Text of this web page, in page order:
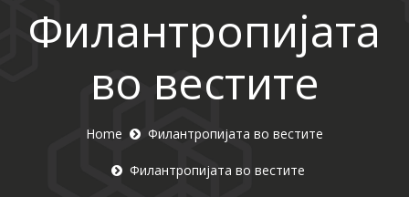
Филантропијата
во вестите
Home Филантропијата во вестите
Филантропијата во вестите